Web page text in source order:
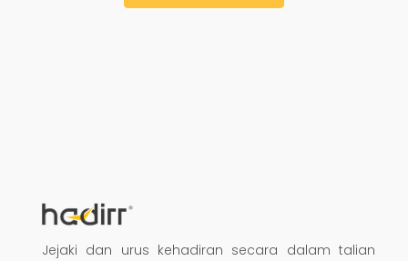
Jejaki dan urus kehadiran secara dalam talian